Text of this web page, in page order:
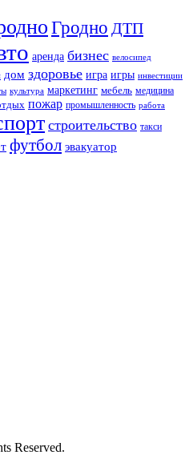
Гродно ДТП
аренда бизнес велосипед
дом здоровье игра игры инвестиции
культура маркетинг мебель медицина
пожар промышленность работа
строительство такси
футбол эвакуатор
Reserved.